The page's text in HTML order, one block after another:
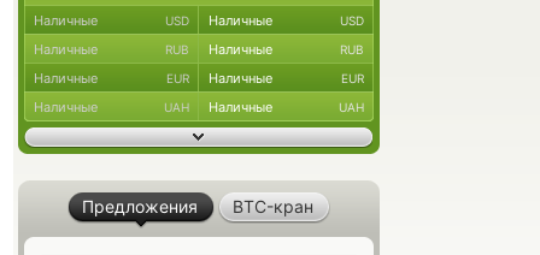
Наличные USD Наличные USD
Наличные RUB Наличные RUB
Наличные EUR Наличные EUR
Наличные UAH Наличные UAH
Предложения BTC-кран